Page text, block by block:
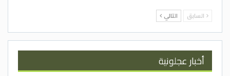
السابق التالي
أخبار عجلونية